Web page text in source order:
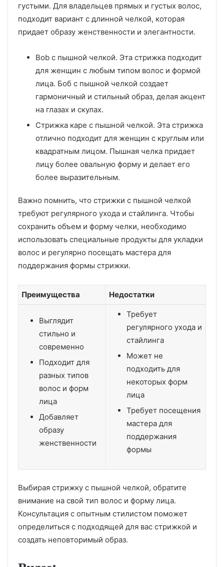
густыми. Для владельцев прямых и густых волос,
подходит вариант с длинной челкой, которая
придает образу женственности и элегантности.
Bob с пышной челкой. Эта стрижка подходит
для женщин с любым типом волос и формой
лица. Боб с пышной челкой создает
гармоничный и стильный образ, делая акцент
на глазах и скулах.
Стрижка каре с пышной челкой. Эта стрижка
отлично подходит для женщин с круглым или
квадратным лицом. Пышная челка придает
лицу более овальную форму и делает его
более выразительным.
Важно помнить, что стрижки с пышной челкой
требуют регулярного ухода и стайлинга. Чтобы
сохранить объем и форму челки, необходимо
использовать специальные продукты для укладки
волос и регулярно посещать мастера для
поддержания формы стрижки.
Преимущества Недостатки
Выглядит
стильно и
современно
Подходит для
разных типов
волос и форм
лица
Добавляет
образу
женственности
Требует
регулярного ухода и
стайлинга
Может не
подходить для
некоторых форм
лица
Требует посещения
мастера для
поддержания
формы
Выбирая стрижку с пышной челкой, обратите
внимание на свой тип волос и форму лица.
Консультация с опытным стилистом поможет
определиться с подходящей для вас стрижкой и
создать неповторимый образ.